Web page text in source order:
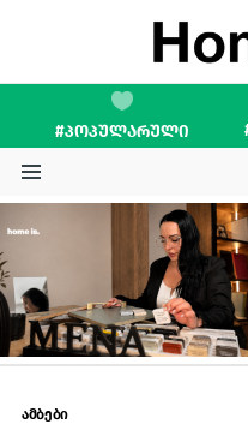
#ᲞᲝᲞᲣᲚᲐᲠᲣᲚᲘ
STORIES
ამბები